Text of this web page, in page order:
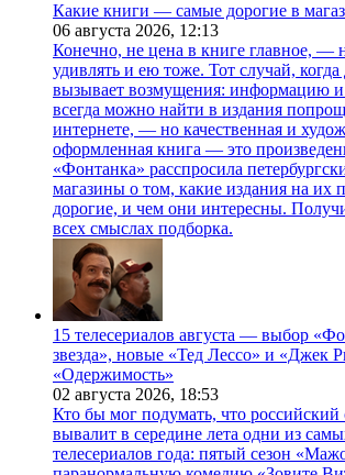
Какие книги — самые дорогие в
06 августа 2026, 12:13
Конечно, не цена в книге главное, —
удивлять и ею тоже. Тот случай, когда
вызывает возмущения: информацию и
всегда можно найти в издания
интернете, — но качественная и
оформленная книга — это
«Фонтанка» расспросила
магазины о том, какие издания на их
дорогие, и чем они интересны.
всех смыслах подборка.
15 телесериалов августа — выбор
звезда», новые «Тед Лессо» и «Джек
«Одержимость»
02 августа 2026, 18:53
Кто бы мог подумать, что российский
вывалит в середине лета одни из
телесериалов года: пятый сезон